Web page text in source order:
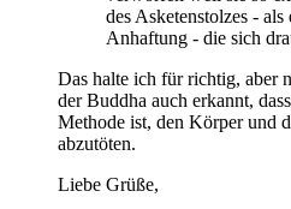
des Asketenstolzes -
Anhaftung - die sich
Das halte ich für richtig, aber
der Buddha auch erkannt,
Methode ist, den Körper und
abzutöten.
Liebe Grüße,